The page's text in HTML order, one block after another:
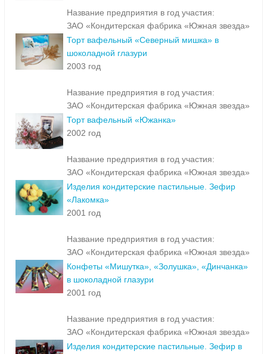
Название предприятия в год участия:
ЗАО «Кондитерская фабрика «Южная звезда»
Торт вафельный «Северный мишка» в
шоколадной глазури
2003 год
Название предприятия в год участия:
ЗАО «Кондитерская фабрика «Южная звезда»
Торт вафельный «Южанка»
2002 год
Название предприятия в год участия:
ЗАО «Кондитерская фабрика «Южная звезда»
Изделия кондитерские пастильные. Зефир
«Лакомка»
2001 год
Название предприятия в год участия:
ЗАО «Кондитерская фабрика «Южная звезда»
Конфеты «Мишутка», «Золушка», «Динчанка»
в шоколадной глазури
2001 год
Название предприятия в год участия:
ЗАО «Кондитерская фабрика «Южная звезда»
Изделия кондитерские пастильные. Зефир в